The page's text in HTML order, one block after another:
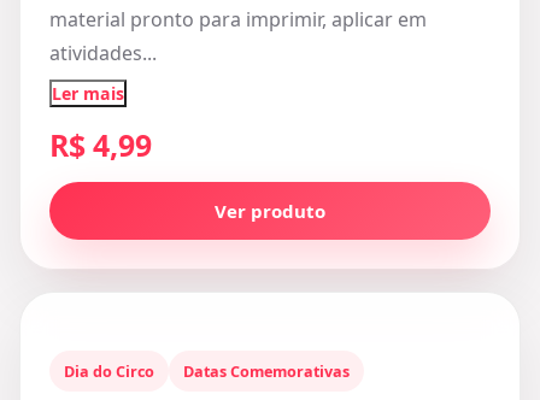
material pronto para imprimir, aplicar em
atividades...
Ler mais
R$ 4,99
Ver produto
Dia do Circo Datas Comemorativas